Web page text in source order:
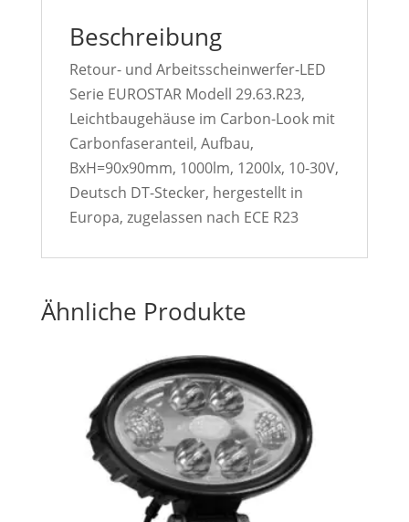
Beschreibung
Retour- und Arbeitsscheinwerfer-LED
Serie EUROSTAR Modell 29.63.R23,
Leichtbaugehäuse im Carbon-Look mit
Carbonfaseranteil, Aufbau,
BxH=90x90mm, 1000lm, 1200lx, 10-30V,
Deutsch DT-Stecker, hergestellt in
Europa, zugelassen nach ECE R23
Ähnliche Produkte